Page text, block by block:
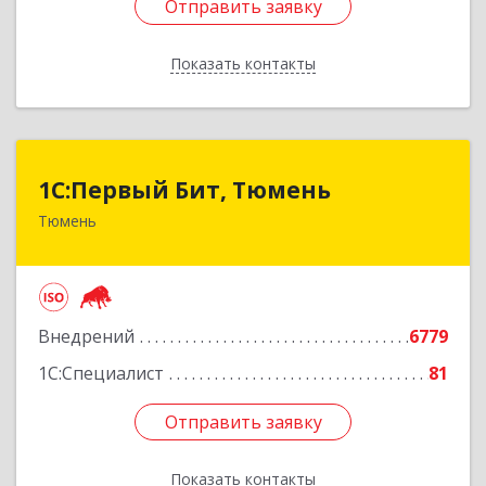
Отправить заявку
Показать контакты
Отправить заявку
Назад
1С:Первый Бит, Тюмень
Тюмень
Внедрений
6779
1С:Специалист
81
Отправить заявку
Показать контакты
1С:Первый Бит, Тюмень
625000, Тюменская обл, Тюмень г, Республики
Отправить заявку
Назад